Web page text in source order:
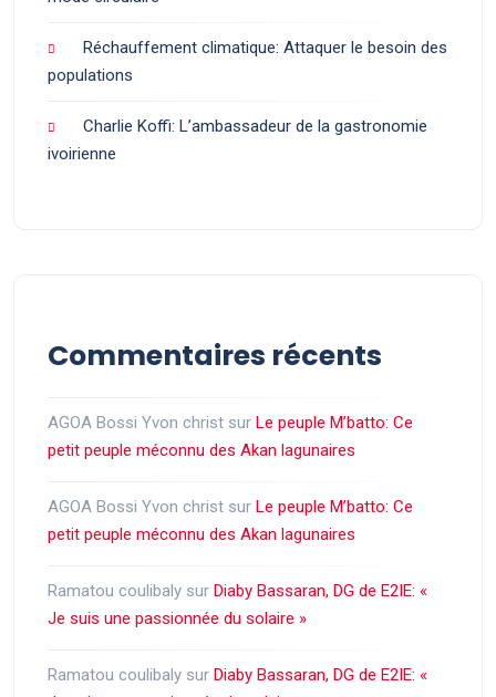
Réchauffement climatique: Attaquer le besoin des
populations
Charlie Koffi: L’ambassadeur de la gastronomie
ivoirienne
Commentaires récents
AGOA Bossi Yvon christ sur Le peuple M’batto: Ce
petit peuple méconnu des Akan lagunaires
AGOA Bossi Yvon christ sur Le peuple M’batto: Ce
petit peuple méconnu des Akan lagunaires
Ramatou coulibaly sur Diaby Bassaran, DG de E2IE: «
Je suis une passionnée du solaire »
Ramatou coulibaly sur Diaby Bassaran, DG de E2IE: «